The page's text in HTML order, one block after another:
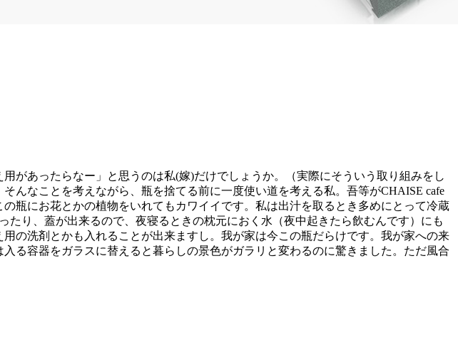
があったらなー」と思うのは私(嫁)だけでしょうか。（実際にそういう取り組みをし
んなことを考えながら、瓶を捨てる前に一度使い道を考える私。吾等がCHAISE cafe
瓶にお花とかの植物をいれてもカワイイです。私は出汁を取るとき多めにとって冷蔵
たり、蓋が出来るので、夜寝るときの枕元におく水（夜中起きたら飲むんです）にも
の洗剤とかも入れることが出来ますし。我が家は今この瓶だらけです。我が家への来
る容器をガラスに替えると暮らしの景色がガラリと変わるのに驚きました。ただ風合